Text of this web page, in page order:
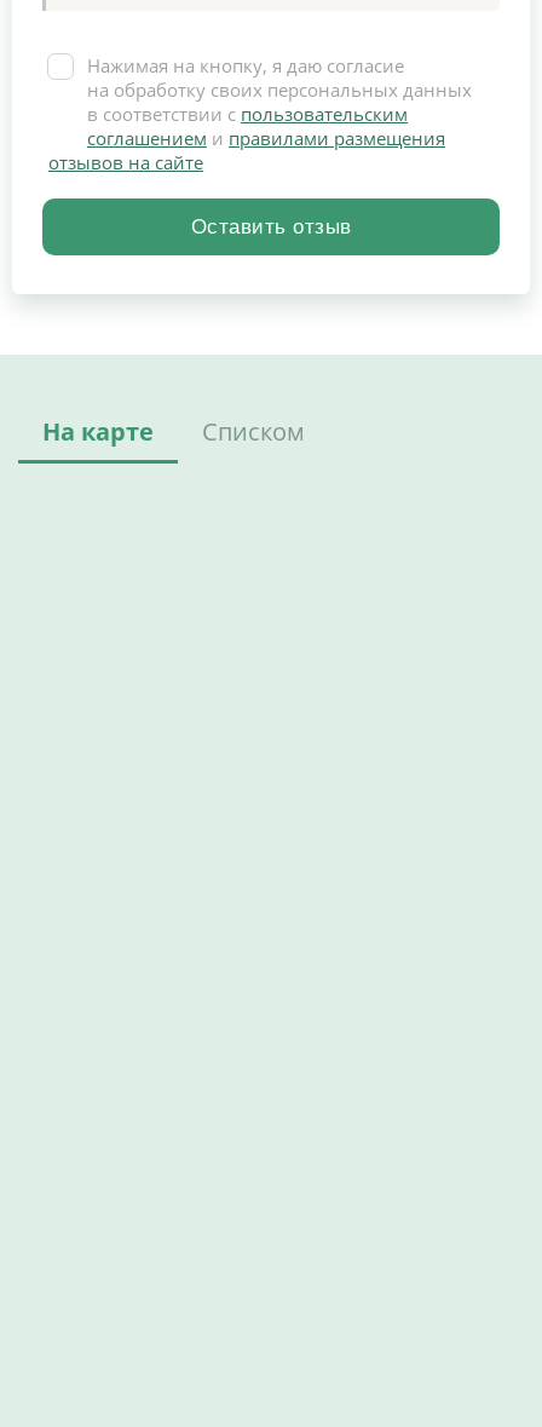
Нажимая на кнопку, я даю согласие
на обработку своих персональных данных
в соответствии с пользовательским
соглашением и правилами размещения
отзывов на сайте
На карте Списком